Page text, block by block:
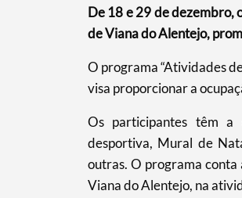
Filtros
De 18 e 29 de dezembro,
de Viana do Alentejo,
O programa “Atividades
visa proporcionar a
Os participantes têm a
desportiva, Mural de
outras. O programa conta
Viana do Alentejo, na